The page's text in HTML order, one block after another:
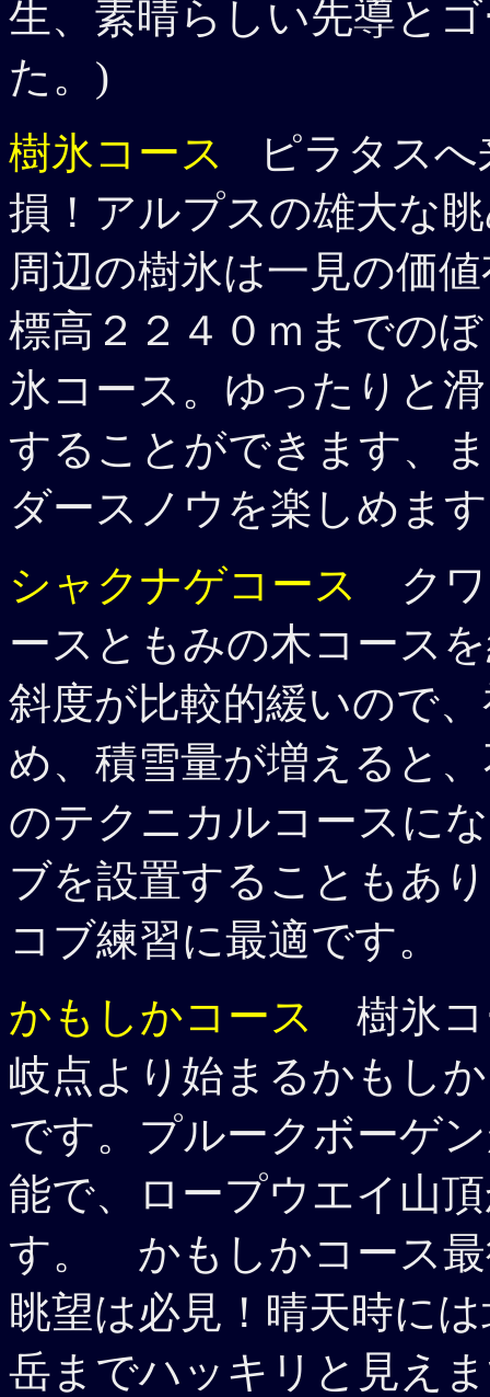
生、素晴らしい先導と
た。)
樹氷コース
ピラタス
損！アルプスの雄大な
周辺の樹氷は一見の価
標高２２４０ｍまでの
氷コース。ゆったりと
することができます、
ダースノウを楽しめま
シャクナゲコース
ク
ースともみの木コース
斜度が比較的緩いので
め、積雪量が増えると
のテクニカルコースに
ブを設置することもあ
コブ練習に最適です。
かもしかコース
樹氷
岐点より始まるかもし
です。プルークボーゲ
能で、ロープウエイ山
す。 かもしかコース最
眺望は必見！晴天時に
岳までハッキリと見え